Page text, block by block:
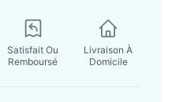
Satisfait Ou
Remboursé
Livraison À
Domicile